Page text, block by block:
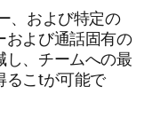
、および特定の
および通話固有の
し、チームへの最
るこtが可能で